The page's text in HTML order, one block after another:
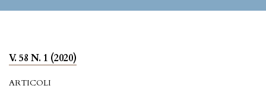
V. 58 N. 1 (2020)
ARTICOLI